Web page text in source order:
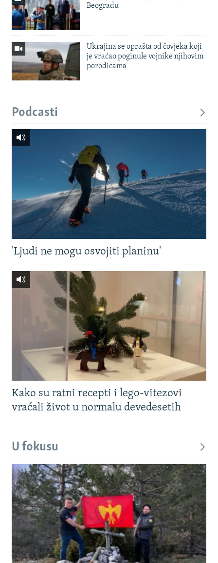
Beogradu
Ukrajina se oprašta od čovjeka koji
je vraćao poginule vojnike njihovim
porodicama
Podcasti
'Ljudi ne mogu osvojiti planinu'
Kako su ratni recepti i lego-vitezovi
vraćali život u normalu devedesetih
U fokusu